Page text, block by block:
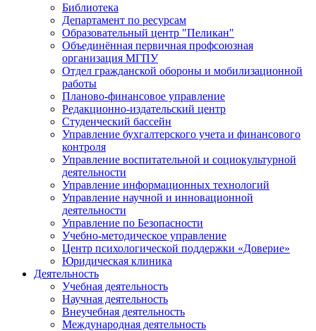
Библиотека
Департамент по ресурсам
Образовательный центр "Пеликан"
Объединённая первичная профсоюзная
организация МГПУ
Отдел гражданской обороны и мобилизационной
работы
Планово-финансовое управление
Редакционно-издательский центр
Студенческий бассейн
Управление бухгалтерского учета и финансового
контроля
Управление воспитательной и социокультурной
деятельности
Управление информационных технологий
Управление научной и инновационной
деятельности
Управление по Безопасности
Учебно-методическое управление
Центр психологической поддержки «Доверие»
Юридическая клиника
Деятельность
Учебная деятельность
Научная деятельность
Внеучебная деятельность
Международная деятельность